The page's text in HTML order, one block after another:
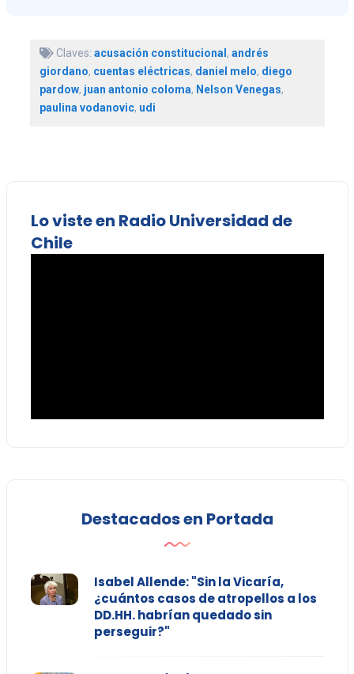
Claves: acusación constitucional , andrés
giordano, cuentas eléctricas, daniel melo, diego
pardow, juan antonio coloma, Nelson Venegas,
paulina vodanovic, udi
Lo viste en Radio Universidad de
Chile
Destacados en Portada
Isabel Allende: "Sin la Vicaría,
¿cuántos casos de atropellos a los
DD.HH. habrían quedado sin
perseguir?"